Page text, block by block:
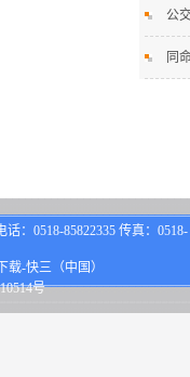
公
同
：0518-85822335 传真：0518-
载-快三（中国）
号